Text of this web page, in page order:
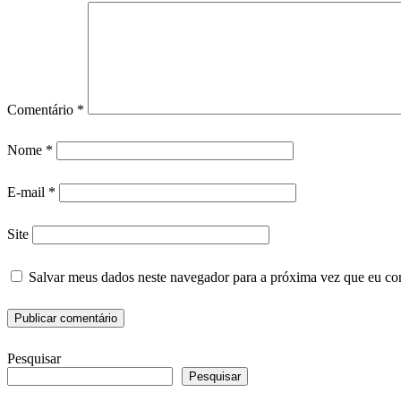
Comentário *
Nome *
E-mail *
Site
Salvar meus dados neste navegador para a próxima vez que eu
Pesquisar
Pesquisar